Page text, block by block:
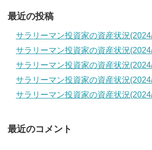
最近の投稿
サラリーマン投資家の資産状況
サラリーマン投資家の資産状況
サラリーマン投資家の資産状況
サラリーマン投資家の資産状況
サラリーマン投資家の資産状況
最近のコメント